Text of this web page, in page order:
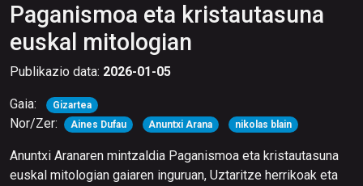
Paganismoa eta kristautasuna
euskal mitologian
Publikazio data: 2026-01-05
Gaia: Gizartea
Nor/Zer: Aines Dufau Anuntxi Arana nikolas blain
Anuntxi Aranaren mintzaldia Paganismoa eta kristautasuna
euskal mitologian gaiaren inguruan, Uztaritze herrikoak eta